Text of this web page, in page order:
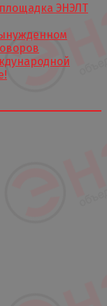
ЭНЭЛТ